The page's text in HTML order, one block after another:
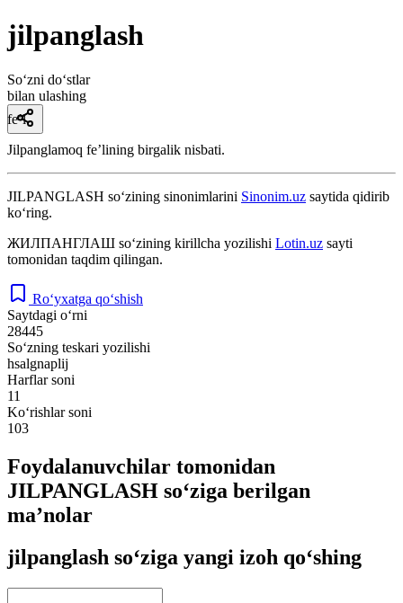
jilpanglash
So‘zni do‘stlar
bilan ulashing
fe’l
Jilpanglamoq feʼlining birgalik nisbati.
JILPANGLASH so‘zining sinonimlarini Sinonim.uz saytida qidirib
ko‘ring.
ЖИЛПАНГЛАШ so‘zining kirillcha yozilishi Lotin.uz sayti
tomonidan taqdim qilingan.
Ro‘yxatga qo‘shish
Saytdagi o‘rni
28445
So‘zning teskari yozilishi
hsalgnaplij
Harflar soni
11
Ko‘rishlar soni
103
Foydalanuvchilar tomonidan
JILPANGLASH so‘ziga berilgan
ma’nolar
jilpanglash so‘ziga yangi izoh qo‘shing